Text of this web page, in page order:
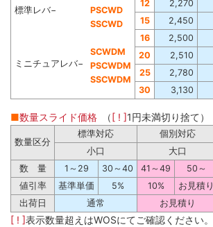
標準レバ−
PSCWD
SSCWD
SCWDM
PSCWDM
SSCWDM
12 2,270
15
2,450
ミニチュアレバ−
16 2,500
20
2,510
25
2,780
30
3,130
■数量スライド価格 （[ ! ]1円未満切り捨て）
数量区分
標準対応
個別対応
小口
大口
数 量
1～29 30～40 41～49
50～
値引率
基準単価 5% 10%
お見積り
出荷日
通常 お見積り
[ ! ]表示数量超えはWOSにてご確認ください。